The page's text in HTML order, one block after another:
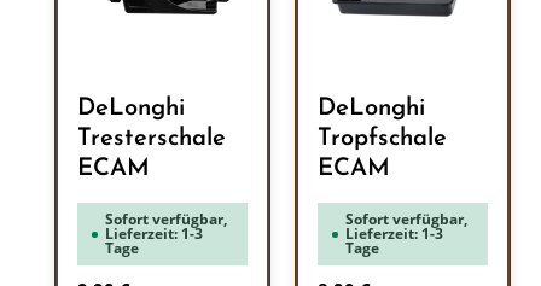
DeLonghi
Tresterschale
ECAM
Sofort verfügbar,
Lieferzeit: 1-3
Tage
DeLonghi
Tropfschale
ECAM
Sofort verfügbar,
Lieferzeit: 1-3
Tage